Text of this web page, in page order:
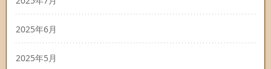
2025年6月
2025年5月